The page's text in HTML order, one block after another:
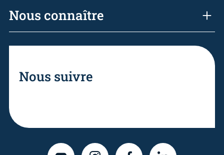
Nous connaître
Nous suivre